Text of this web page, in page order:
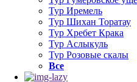
Тур Иремель
Тур Шихан Торатау
Тур Хребет Крака
Тур Аслыкуль
Тур Розовые скалы
Все